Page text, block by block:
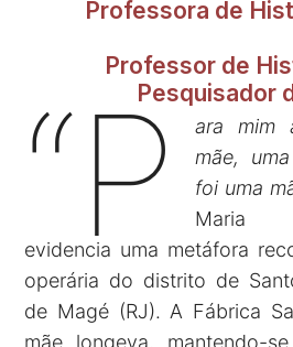
Professora de
Professor de
Pesquisador
“P
ara mim
mãe,
foi uma
Maria
evidencia uma metáfora
operária do distrito de
de Magé (RJ). A Fábrica
mãe longeva, mantendo-